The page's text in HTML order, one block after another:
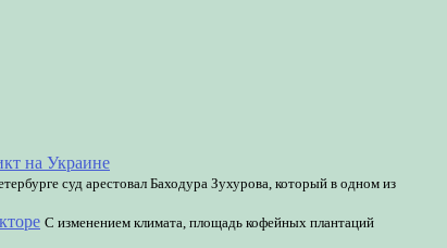
на Украине
суд арестовал Баходура Зухурова, который в одном из
С изменением климата, площадь кофейных плантаций